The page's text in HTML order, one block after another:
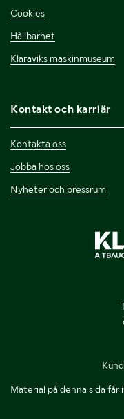
Cookies
Hållbarhet
Klaraviks maskinmuseum
Kontakt och karriär
Kontakta oss
Jobba hos oss
Nyheter och pressrum
Material på denna sida